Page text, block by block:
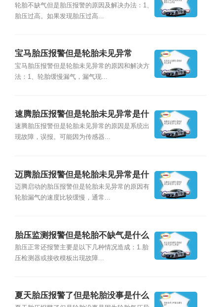
轮胎不缺气但是胎压报警的原因及解决办法：1、
胎压过高。如果发现胎压过高...
宝马胎压报警但是轮胎未见异常
宝马胎压报警但是轮胎未见异常的原因和解决方
法：1、轮胎缓慢漏气，漏气现...
速腾胎压报警但是轮胎未见异常是什
么原因？
速腾胎压报警但是轮胎未见异常的原因是系统出
现故障，误报。可能因为传感器...
迈腾胎压报警但是轮胎未见异常是什
么情况？
迈腾启动的胎压报警但是轮胎未见异常的原因有
轮胎漏气的速度比较缓慢，通常...
胎压监测报警但是轮胎不缺气是什么
原因？
胎压正常还报警主要是以下几种情况造成：1.胎
压检测器或接收模板出现故障...
夏天胎压报警了但是轮胎没事是什么